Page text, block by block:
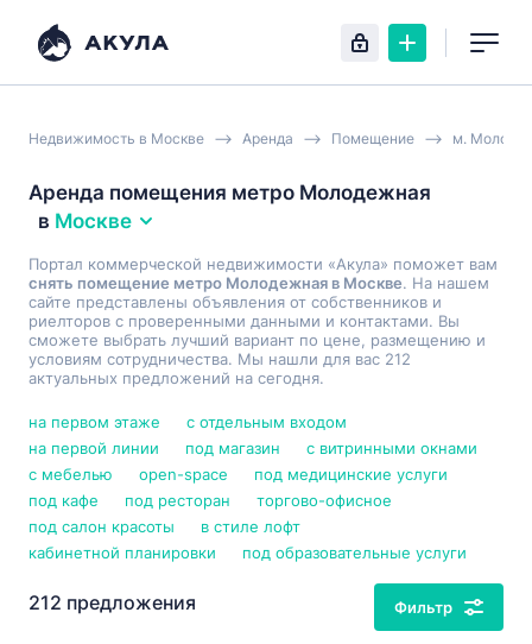
Недвижимость в Москве Аренда Помещение м.
Аренда помещения метро Молодежная
в Москве
Портал коммерческой недвижимости «Акула» поможет вам
снять помещение метро Молодежная в Москве. На нашем
сайте представлены объявления от собственников и
риелторов с проверенными данными и контактами. Вы
сможете выбрать лучший вариант по цене, размещению и
условиям сотрудничества. Мы нашли для вас 212
актуальных предложений на сегодня.
на первом этаже
с отдельным входом
на первой линии
под магазин
с витринными окнами
с мебелью
open-space
под медицинские услуги
под кафе
под ресторан
торгово-офисное
под салон красоты
в стиле лофт
кабинетной планировки
под образовательные услуги
212 предложения Фильтр